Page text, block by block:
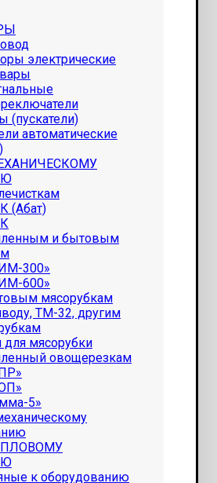
электрические
(пускатели)
автоматические
(Абат)
и бытовым
300»
600»
мясорубкам
ТМ-32, другим
для мясорубки
овощерезкам
5»
к оборудованию